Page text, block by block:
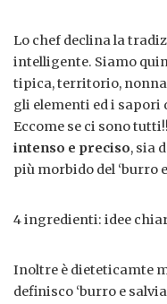
Lo chef declina la
intelligente. Siamo
tipica, territorio,
gli elementi ed i sapori
Eccome se ci sono
intenso e preciso, sia
più morbido del ‘burro e
4 ingredienti: idee
Inoltre è dieteticamte
definisco ‘burro e